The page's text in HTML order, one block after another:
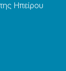
Ηπείρου